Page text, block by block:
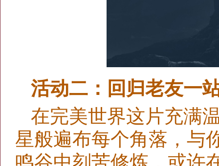
活动二：回归老友一
在完美世界这片充满
星般遍布每个角落，与
鸣谷中刻苦修炼，或许